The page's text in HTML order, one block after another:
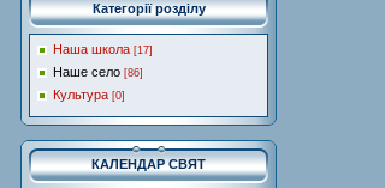
Категорії розділу
Наша школа [17]
Наше село [86]
Культура [0]
КАЛЕНДАР СВЯТ